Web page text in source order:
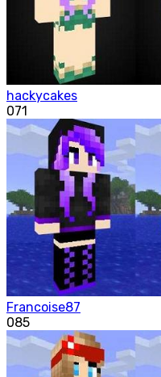
hackycakes
071
Francoise87
085